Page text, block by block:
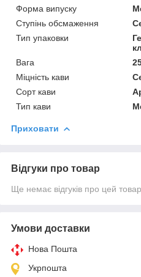
Форма випуску
Ступінь обсмаження
Тип упаковки
Вага
Міцність кави
Сорт кави
Тип кави
Приховати
Відгуки про товар
Ще немає відгуків про цей товар
Умови доставки
Нова Пошта
Укрпошта